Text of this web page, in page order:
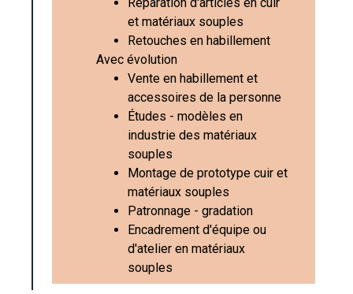
et matériaux souples
Retouches en habillement
Avec évolution
Vente en habillement et
accessoires de la personne
Études - modèles en
industrie des matériaux
souples
Montage de prototype cuir et
matériaux souples
Patronnage - gradation
Encadrement d'équipe ou
d'atelier en matériaux
souples